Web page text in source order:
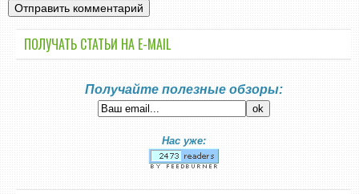
ПОЛУЧАТЬ СТАТЬИ НА E-MАIL
Получайте полезные обзоры:
Нас уже: